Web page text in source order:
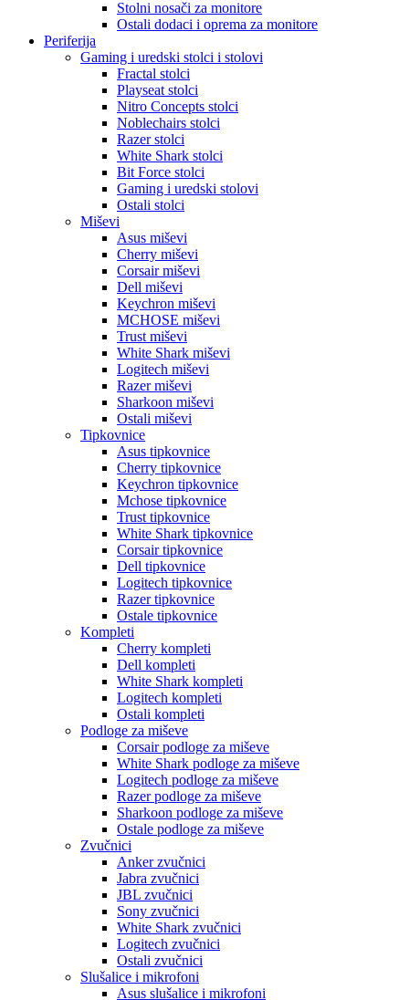
Stolni nosači za monitore
Ostali dodaci i oprema za monitore
Periferija
Gaming i uredski stolci i stolovi
Fractal stolci
Playseat stolci
Nitro Concepts stolci
Noblechairs stolci
Razer stolci
White Shark stolci
Bit Force stolci
Gaming i uredski stolovi
Ostali stolci
Miševi
Asus miševi
Cherry miševi
Corsair miševi
Dell miševi
Keychron miševi
MCHOSE miševi
Trust miševi
White Shark miševi
Logitech miševi
Razer miševi
Sharkoon miševi
Ostali miševi
Tipkovnice
Asus tipkovnice
Cherry tipkovnice
Keychron tipkovnice
Mchose tipkovnice
Trust tipkovnice
White Shark tipkovnice
Corsair tipkovnice
Dell tipkovnice
Logitech tipkovnice
Razer tipkovnice
Ostale tipkovnice
Kompleti
Cherry kompleti
Dell kompleti
White Shark kompleti
Logitech kompleti
Ostali kompleti
Podloge za miševe
Corsair podloge za miševe
White Shark podloge za miševe
Logitech podloge za miševe
Razer podloge za miševe
Sharkoon podloge za miševe
Ostale podloge za miševe
Zvučnici
Anker zvučnici
Jabra zvučnici
JBL zvučnici
Sony zvučnici
White Shark zvučnici
Logitech zvučnici
Ostali zvučnici
Slušalice i mikrofoni
Asus slušalice i mikrofoni